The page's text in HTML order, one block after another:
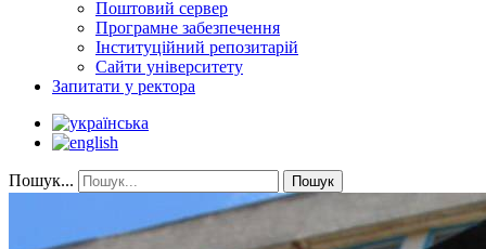
Поштовий сервер
Програмне забезпечення
Інституційний репозитарій
Сайти університету
Запитати у ректора
Пошук... Пошук